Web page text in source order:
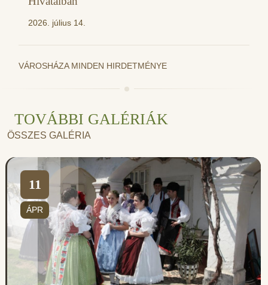
2026. július 14.
VÁROSHÁZA MINDEN HIRDETMÉNYE
TOVÁBBI GALÉRIÁK
ÖSSZES GALÉRIA
11
ÁPR